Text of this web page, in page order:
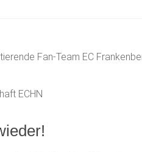
Fan-Team EC